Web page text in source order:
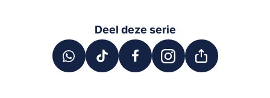
Deel deze serie